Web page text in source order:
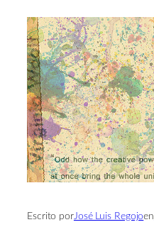
Escrito porJosé Luis Regojoen